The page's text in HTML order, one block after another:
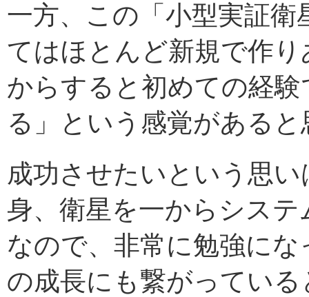
一方、この「小型実証衛
てはほとんど新規で作
からすると初めての経
る」という感覚がある
成功させたいという思
身、衛星を一からシス
なので、非常に勉強に
の成長にも繋がってい